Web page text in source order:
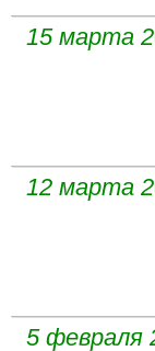
15 марта
12 марта
5 февраля